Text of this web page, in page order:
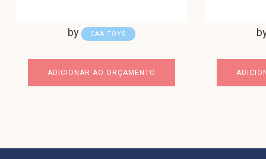
by CAA TOYS
ADICIONAR AO ORÇAMENTO